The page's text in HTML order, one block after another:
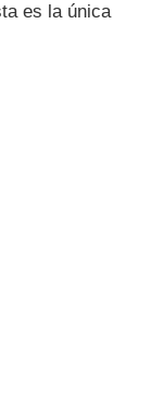
es la única